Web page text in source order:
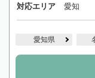
対応エリア 愛知
愛知県